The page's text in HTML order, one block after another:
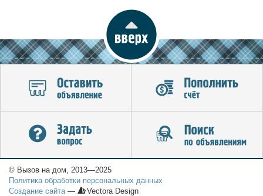
© Вызов на дом, 2013—2025
Политика обработки персональных данных
Создание сайта— Vectora Design